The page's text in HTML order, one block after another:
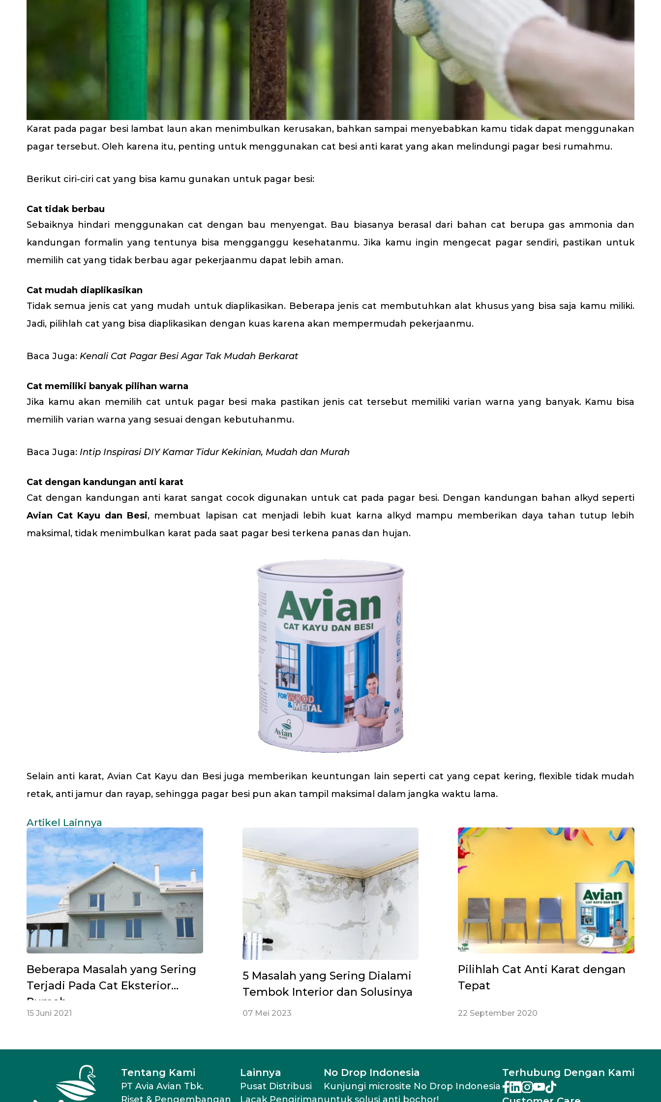
Karat pada pagar besi lambat laun akan menimbulkan kerusakan, bahkan sampai menyebabkan kamu tidak dapat menggunakan
pagar tersebut. Oleh karena itu, penting untuk menggunakan cat besi anti karat yang akan melindungi pagar besi rumahmu.
Berikut ciri-ciri cat yang bisa kamu gunakan untuk pagar besi:
Cat tidak berbau
Sebaiknya hindari menggunakan cat dengan bau menyengat. Bau biasanya berasal dari bahan cat berupa gas ammonia dan
kandungan formalin yang tentunya bisa mengganggu kesehatanmu. Jika kamu ingin mengecat pagar sendiri, pastikan untuk
memilih cat yang tidak berbau agar pekerjaanmu dapat lebih aman.
Cat mudah diaplikasikan
Tidak semua jenis cat yang mudah untuk diaplikasikan. Beberapa jenis cat membutuhkan alat khusus yang bisa saja kamu miliki.
Jadi, pilihlah cat yang bisa diaplikasikan dengan kuas karena akan mempermudah pekerjaanmu.
Baca Juga: Kenali Cat Pagar Besi Agar Tak Mudah Berkarat
Cat memiliki banyak pilihan warna
Jika kamu akan memilih cat untuk pagar besi maka pastikan jenis cat tersebut memiliki varian warna yang banyak. Kamu bisa
memilih varian warna yang sesuai dengan kebutuhanmu.
Baca Juga: Intip Inspirasi DIY Kamar Tidur Kekinian, Mudah dan Murah
Cat dengan kandungan anti karat
Cat dengan kandungan anti karat sangat cocok digunakan untuk cat pada pagar besi. Dengan kandungan bahan alkyd seperti
Avian Cat Kayu dan Besi, membuat lapisan cat menjadi lebih kuat karna alkyd mampu memberikan daya tahan tutup lebih
maksimal, tidak menimbulkan karat pada saat pagar besi terkena panas dan hujan.
Selain anti karat, Avian Cat Kayu dan Besi juga memberikan keuntungan lain seperti cat yang cepat kering, flexible tidak mudah
retak, anti jamur dan rayap, sehingga pagar besi pun akan tampil maksimal dalam jangka waktu lama.
Artikel Lainnya
Beberapa Masalah yang Sering
Terjadi Pada Cat Eksterior
Rumah
15 Juni 2021
5 Masalah yang Sering Dialami
Tembok Interior dan Solusinya
07 Mei 2023
Pilihlah Cat Anti Karat dengan
Tepat
22 September 2020
Tentang Kami
PT Avia Avian Tbk.
Riset & Pengembangan
Lainnya
Pusat Distribusi
Lacak Pengiriman
No Drop Indonesia
Kunjungi microsite No Drop Indonesia
untuk solusi anti bochor!
Terhubung Dengan Kami